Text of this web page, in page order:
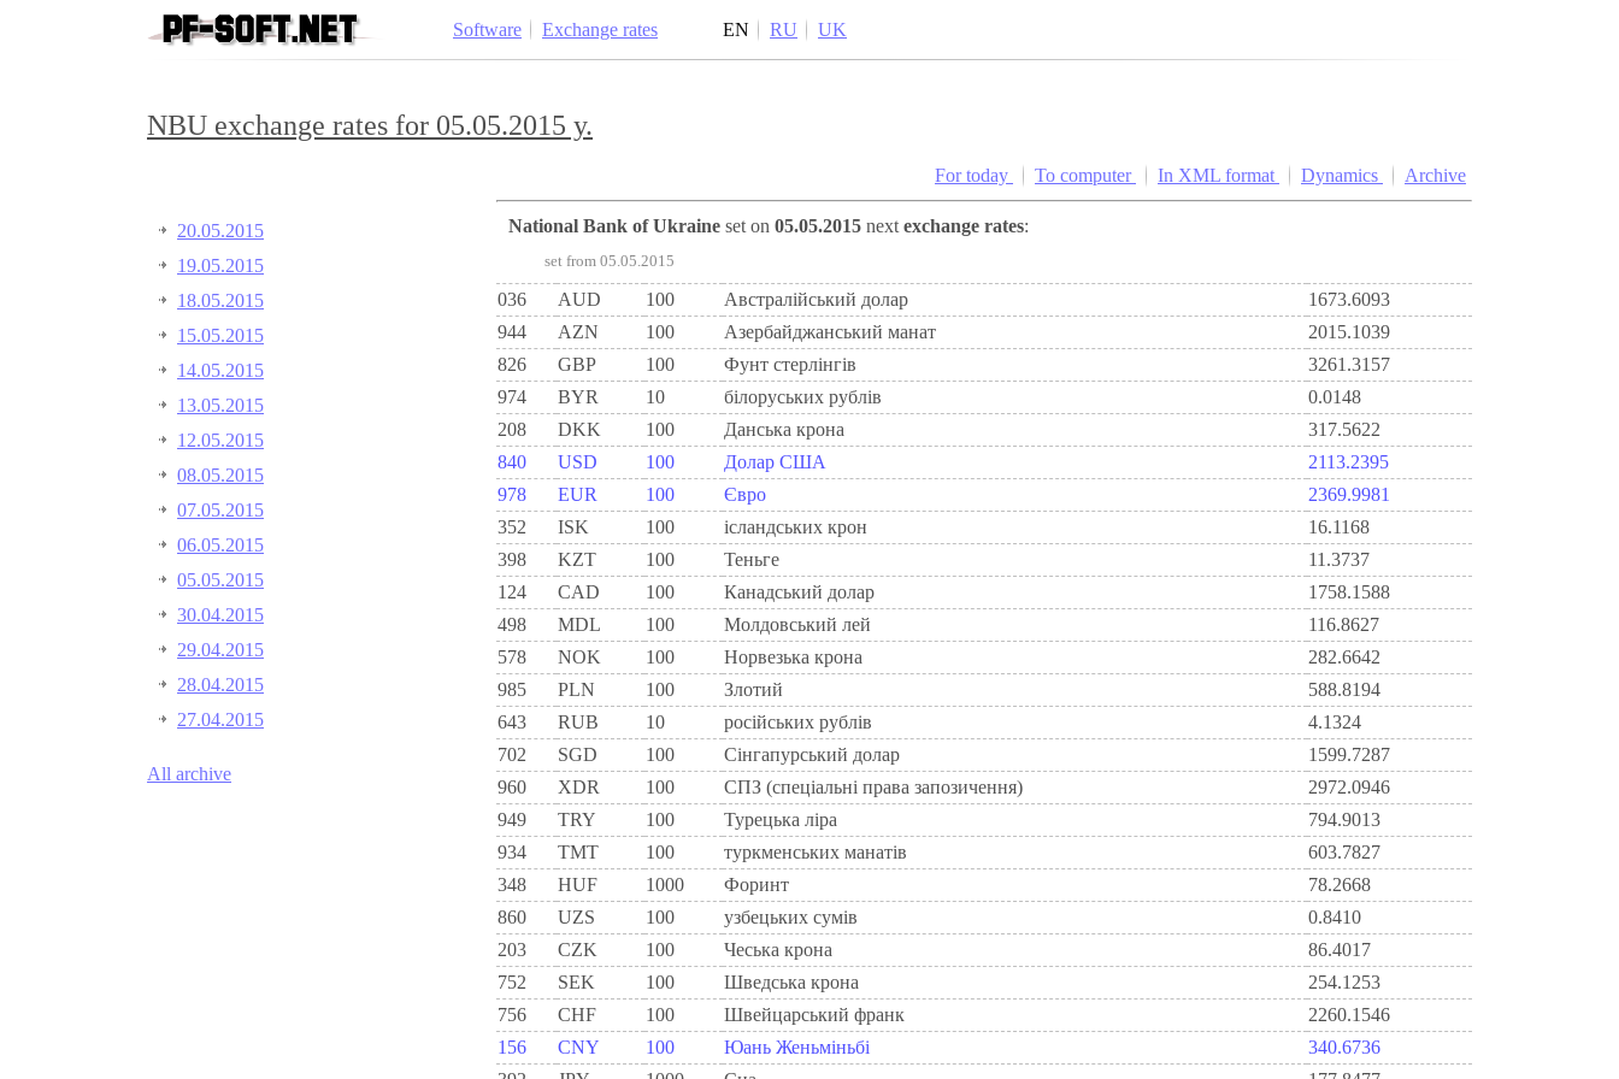
Software Exchange rates EN RU UK
NBU exchange rates for 05.05.2015 y.
20.05.2015
19.05.2015
18.05.2015
15.05.2015
14.05.2015
13.05.2015
12.05.2015
08.05.2015
07.05.2015
06.05.2015
05.05.2015
30.04.2015
29.04.2015
28.04.2015
27.04.2015
All archive
For today To computer In XML format Dynamics Archive
National Bank of Ukraine set on 05.05.2015 next exchange rates:
set from 05.05.2015
036 AUD 100 Австралійський долар
1673.6093
944
AZN 100 Азербайджанський манат
2015.1039
826
GBP 100 Фунт стерлінгів
3261.3157
974
BYR 10 білоруських рублів
0.0148
208
DKK 100 Данська крона
317.5622
840
USD 100 Долар США
2113.2395
978
EUR 100 Євро
2369.9981
352
ISK 100 ісландських крон
16.1168
398
KZT 100 Теньге
11.3737
124
CAD 100 Канадський долар
1758.1588
498
MDL 100 Молдовський лей
116.8627
578
NOK 100 Норвезька крона
282.6642
985
PLN 100 Злотий
588.8194
643
RUB 10 російських рублів
4.1324
702
SGD 100 Сінгапурський долар
1599.7287
960
XDR 100 СПЗ (спеціальні права запозичення)
2972.0946
949
TRY 100 Турецька ліра
794.9013
934
TMT 100 туркменських манатів
603.7827
348
HUF 1000 Форинт
78.2668
860
UZS 100 узбецьких сумів
0.8410
203
CZK 100 Чеська крона
86.4017
752
SEK 100 Шведська крона
254.1253
756
CHF 100 Швейцарський франк
2260.1546
156
CNY 100 Юань Женьміньбі
340.6736